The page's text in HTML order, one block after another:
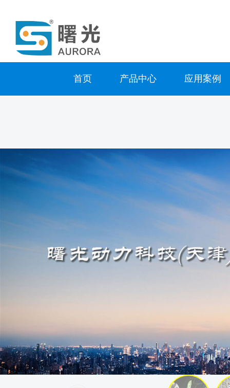
首页 产品中心 应用案例